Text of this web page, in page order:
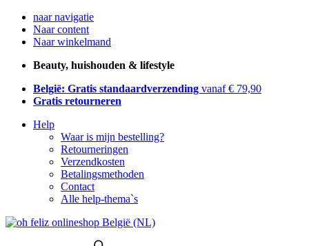
naar navigatie
Naar content
Naar winkelmand
Beauty, huishouden & lifestyle
België: Gratis standaardverzending vanaf € 79,90
Gratis retourneren
Help
Waar is mijn bestelling?
Retourneringen
Verzendkosten
Betalingsmethoden
Contact
Alle help-thema`s